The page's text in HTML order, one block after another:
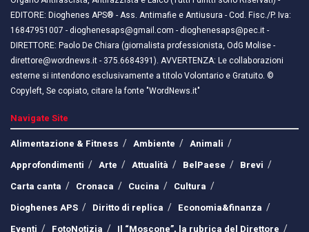
EDITORE: Dioghenes APS® - Ass. Antimafie e Antiusura - Cod. Fisc./P. Iva:
16847951007 - dioghenesaps@gmail.com - dioghenesaps@pec.it - ​​
DIRETTORE: Paolo De Chiara (giornalista professionista, OdG Molise -
direttore@wordnews.it - ​​375.6684391). AVVERTENZA: Le collaborazioni
esterne si intendono esclusivamente a titolo Volontario e Gratuito. ©
Copyleft, Se copiato, citare la fonte "WordNews.it"
Navigate Site
Alimentazione & Fitness
Ambiente
Animali
Approfondimenti
Arte Attualità BelPaese
Brevi
Carta canta
Cronaca Cucina
Cultura
Dioghenes APS
Diritto di replica
Economia&finanza
Eventi
FotoNotizia
Il “Moscone”, la rubrica del Direttore